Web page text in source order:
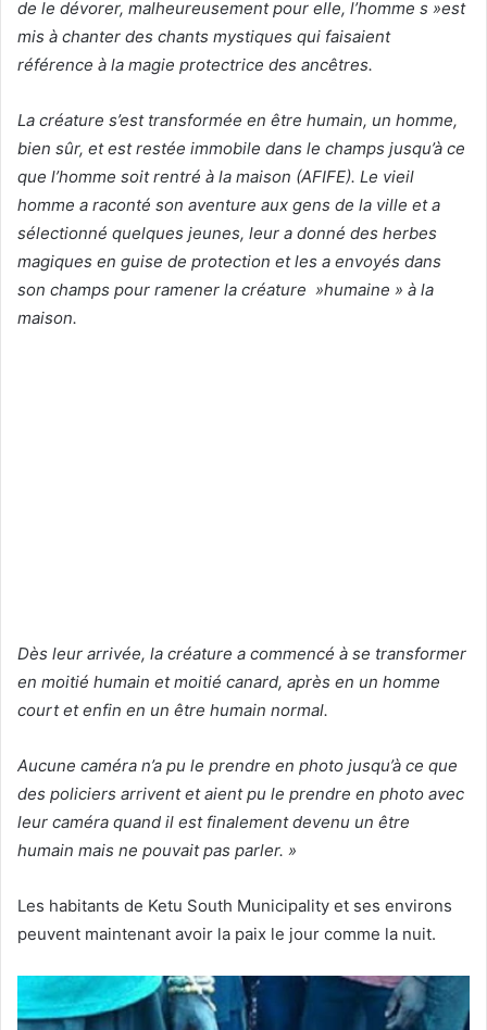
de le dévorer, malheureusement pour elle, l’homme s »est
mis à chanter des chants mystiques qui faisaient
référence à la magie protectrice des ancêtres.
La créature s’est transformée en être humain, un homme,
bien sûr, et est restée immobile dans le champs jusqu’à ce
que l’homme soit rentré à la maison (AFIFE). Le vieil
homme a raconté son aventure aux gens de la ville et a
sélectionné quelques jeunes, leur a donné des herbes
magiques en guise de protection et les a envoyés dans
son champs pour ramener la créature »humaine » à la
maison.
Dès leur arrivée, la créature a commencé à se transformer
en moitié humain et moitié canard, après en un homme
court et enfin en un être humain normal.
Aucune caméra n’a pu le prendre en photo jusqu’à ce que
des policiers arrivent et aient pu le prendre en photo avec
leur caméra quand il est finalement devenu un être
humain mais ne pouvait pas parler. »
Les habitants de Ketu South Municipality et ses environs
peuvent maintenant avoir la paix le jour comme la nuit.